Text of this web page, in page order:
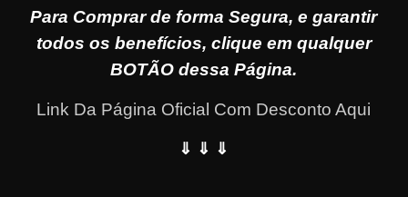
Para Comprar de forma Segura, e garantir
todos os benefícios, clique em qualquer
BOTÃO dessa Página.
Link Da Página Oficial Com Desconto Aqui
⇓ ⇓ ⇓